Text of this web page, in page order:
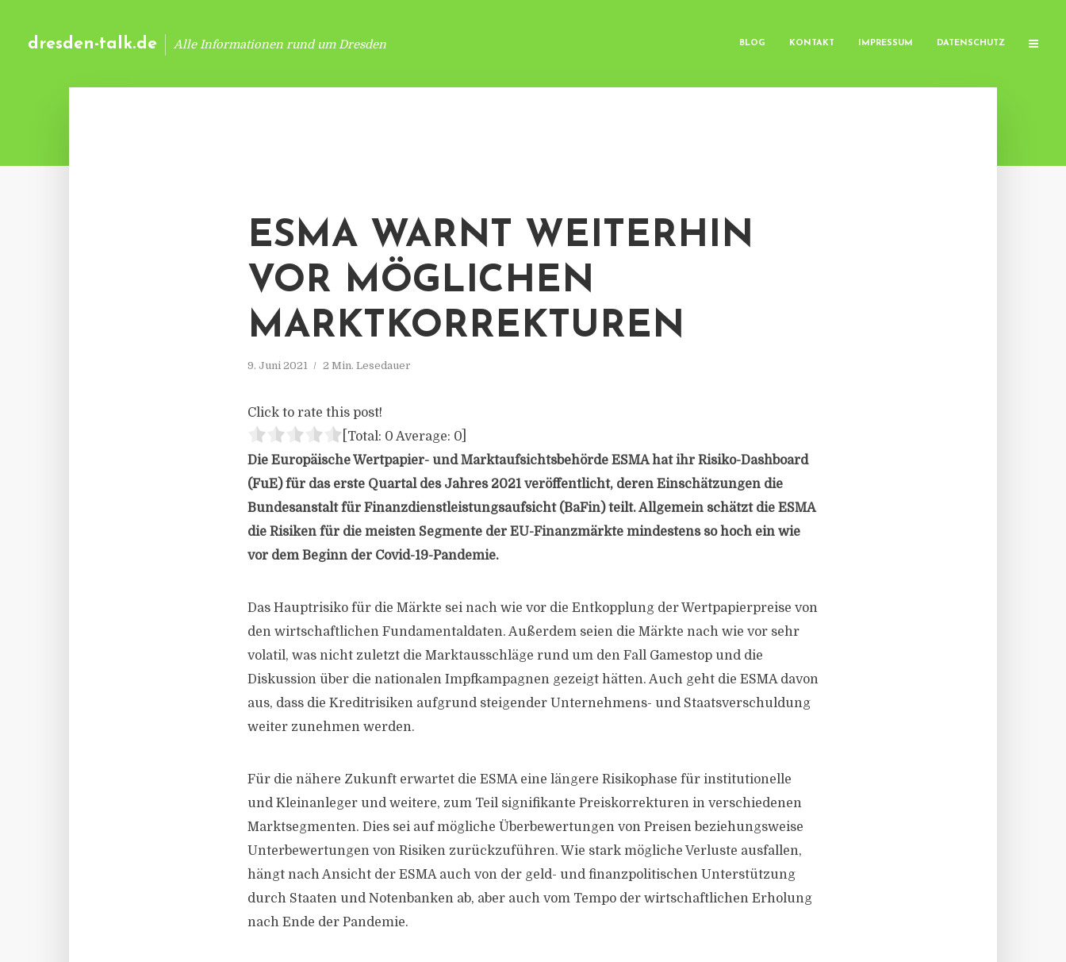
dresden-talk.de Alle Informationen rund um Dresden BLOG KONTAKT IMPRESSUM DATENSCHUTZ
ESMA WARNT WEITERHIN
VOR MÖGLICHEN
MARKTKORREKTUREN
9. Juni 2021 2 Min. Lesedauer
Click to rate this post!
[Total: 0 Average: 0
Die Europäische Wertpapier- und Marktaufsichtsbehörde ESMA hat ihr Risiko-Dashboard
(FuE) für das erste Quartal des Jahres 2021 veröffentlicht, deren Einschätzungen die
Bundesanstalt für Finanzdienstleistungsaufsicht (BaFin) teilt. Allgemein schätzt die ESMA
die Risiken für die meisten Segmente der EU-Finanzmärkte mindestens so hoch ein wie
vor dem Beginn der Covid-19-Pandemie.
Das Hauptrisiko für die Märkte sei nach wie vor die Entkopplung der Wertpapierpreise von
den wirtschaftlichen Fundamentaldaten. Außerdem seien die Märkte nach wie vor sehr
volatil, was nicht zuletzt die Marktausschläge rund um den Fall Gamestop und die
Diskussion über die nationalen Impfkampagnen gezeigt hätten. Auch geht die ESMA davon
aus, dass die Kreditrisiken aufgrund steigender Unternehmens- und Staatsverschuldung
weiter zunehmen werden.
Für die nähere Zukunft erwartet die ESMA eine längere Risikophase für institutionelle
und Kleinanleger und weitere, zum Teil signifikante Preiskorrekturen in verschiedenen
Marktsegmenten. Dies sei auf mögliche Überbewertungen von Preisen beziehungsweise
Unterbewertungen von Risiken zurückzuführen. Wie stark mögliche Verluste ausfallen,
hängt nach Ansicht der ESMA auch von der geld- und finanzpolitischen Unterstützung
durch Staaten und Notenbanken ab, aber auch vom Tempo der wirtschaftlichen Erholung
nach Ende der Pandemie.